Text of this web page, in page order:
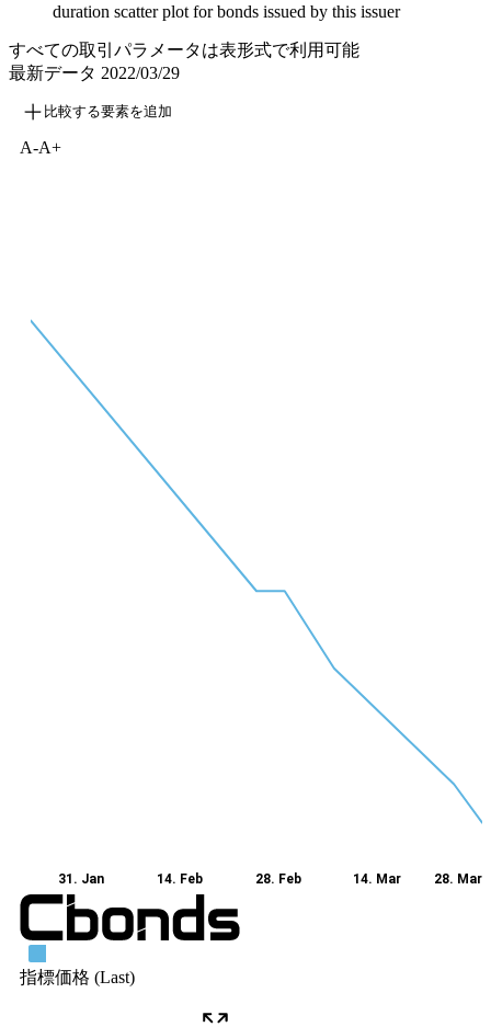
duration scatter plot for bonds issued by this issuer
すべての取引パラメータは表形式で利用可能
最新データ 2022/03/29
比較する要素を追加